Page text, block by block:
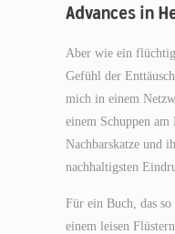
Advances in
Aber wie ein
Gefühl der
mich in einem
einem Schuppen
Nachbarskatze und
nachhaltigsten
Für ein Buch, das
einem leisen